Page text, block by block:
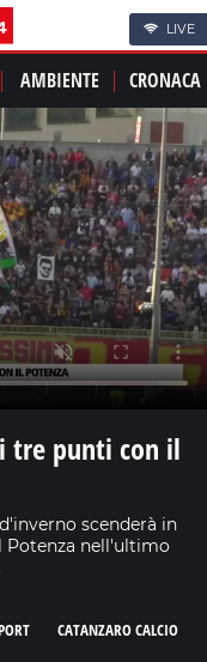
LIVE
AMBIENTE CRONACA
tre punti con il
scenderà in
Potenza nell'ultimo
CATANZARO CALCIO